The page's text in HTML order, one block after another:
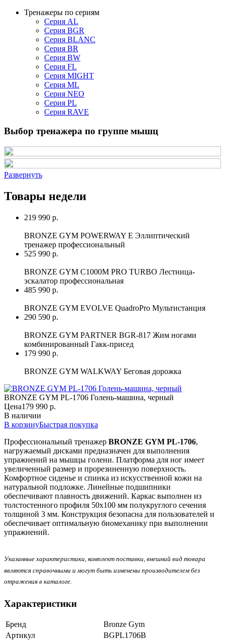
Тренажеры по сериям
Серия AL
Серия BGR
Серия BLANC
Серия BR
Серия BW
Серия FL
Серия MIGHT
Серия ML
Серия NEO
Серия PL
Серия RAVE
Выбор тренажера по группе мышц
Развернуть
Товары недели
219 990 р.
BRONZE GYM POWERWAY E Эллиптический
тренажер профессиональный
525 990 р.
BRONZE GYM C1000M PRO TURBO Лестница-
эскалатор профессиональная
485 990 р.
BRONZE GYM EVOLVE QuadroPro Мультистанция
290 590 р.
BRONZE GYM PARTNER BGR-817 Жим ногами
комбинированный Гакк-присед
179 990 р.
BRONZE GYM WALKWAY Беговая дорожка
BRONZE GYM PL-1706 Голень-машина, черный
Цена179 990 р.
В наличии
В корзинуБыстрая покупка
Профессиональный тренажер BRONZE GYM PL-1706,
нагружаемый дисками предназначен для выполнения
упражнений на мышцы голени. Платформа для ног имеет
увеличенный размер и прорезиненную поверхность.
Комфортное сиденье и спинка из искусственной кожи на
натуральной подложке. Линейные подшипники
обеспечивают плавность движений. Каркас выполнен из
толстостенного профиля 50х100 мм полукруглого сечения
толщиной 3 мм. Конструкция безопасна для пользователей и
обеспечивает оптимальную биомеханику при выполнении
упражнений.
Указанные характеристики, комплект поставки, внешний вид товара
являются справочными и могут быть изменены производителем без
отражения в каталоге.
Характеристики
Бренд
Bronze Gym
Артикул
BGPL1706B